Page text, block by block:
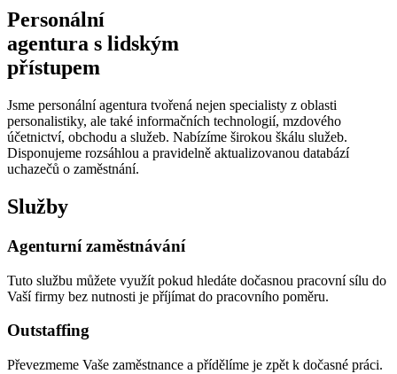
Personální
agentura s lidským
přístupem
Jsme personální agentura tvořená nejen specialisty z oblasti
personalistiky, ale také informačních technologií, mzdového
účetnictví, obchodu a služeb. Nabízíme širokou škálu služeb.
Disponujeme rozsáhlou a pravidelně aktualizovanou databází
uchazečů o zaměstnání.
Služby
Agenturní zaměstnávání
Tuto službu můžete využít pokud hledáte dočasnou pracovní sílu do
Vaší firmy bez nutnosti je příjímat do pracovního poměru.
Outstaffing
Převezmeme Vaše zaměstnance a přídělíme je zpět k dočasné práci.